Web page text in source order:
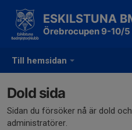
Till hemsidan
ESKILSTUNA
Örebrocupen 9-10/
Dold sida
Sidan du försöker nå är dold
administratörer.